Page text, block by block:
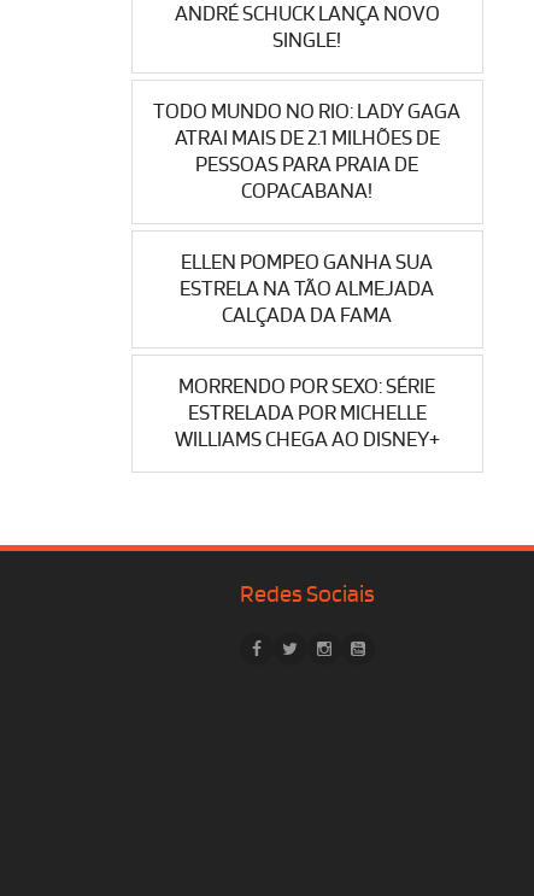
ANDRÉ SCHUCK LANÇA NOVO
SINGLE!
TODO MUNDO NO RIO: LADY GAGA
ATRAI MAIS DE 2.1 MILHÕES DE
PESSOAS PARA PRAIA DE
COPACABANA!
ELLEN POMPEO GANHA SUA
ESTRELA NA TÃO ALMEJADA
CALÇADA DA FAMA
MORRENDO POR SEXO: SÉRIE
ESTRELADA POR MICHELLE
WILLIAMS CHEGA AO DISNEY+
Redes Sociais